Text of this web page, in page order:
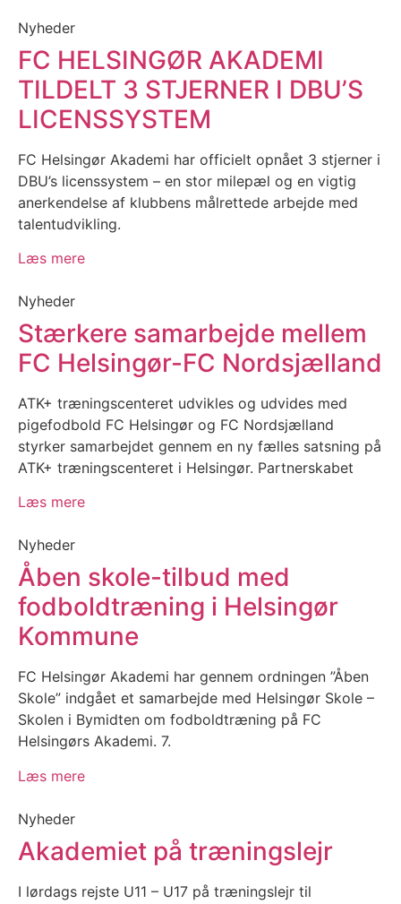
Nyheder
FC HELSINGØR AKADEMI
TILDELT 3 STJERNER I DBU’S
LICENSSYSTEM
FC Helsingør Akademi har officielt opnået 3 stjerner i
DBU’s licenssystem – en stor milepæl og en vigtig
anerkendelse af klubbens målrettede arbejde med
talentudvikling.
Læs mere
Nyheder
Stærkere samarbejde mellem
FC Helsingør-FC Nordsjælland
ATK+ træningscenteret udvikles og udvides med
pigefodbold FC Helsingør og FC Nordsjælland
styrker samarbejdet gennem en ny fælles satsning på
ATK+ træningscenteret i Helsingør. Partnerskabet
Læs mere
Nyheder
Åben skole-tilbud med
fodboldtræning i Helsingør
Kommune
FC Helsingør Akademi har gennem ordningen ”Åben
Skole” indgået et samarbejde med Helsingør Skole –
Skolen i Bymidten om fodboldtræning på FC
Helsingørs Akademi. 7.
Læs mere
Nyheder
Akademiet på træningslejr
I lørdags rejste U11 – U17 på træningslejr til